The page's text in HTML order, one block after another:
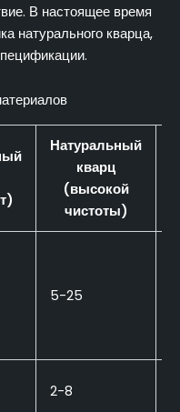
В настоящее время
натурального кварца,
Натуральный
кварц
(высокой
чистоты)
5-25
2-8